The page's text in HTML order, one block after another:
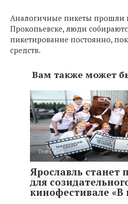
Аналогичные пикеты прошли
Прокопьевске, люди
пикетирование постоянно,
средств.
Вам также может
Тема дня
Ярославль станет
для
кинофестивале «В